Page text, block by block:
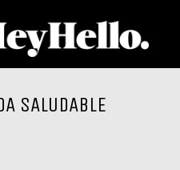
SALUDABLE